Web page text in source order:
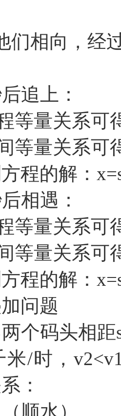
们相向，经
追上：
等量关系可
等量关系可
程的解：
相遇：
等量关系可
等量关系可
程的解：
问题
个码头相距
米/时，
：
顺水）